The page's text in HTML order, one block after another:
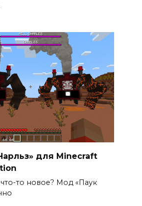
для Minecraft
то новое? Мод «Паук